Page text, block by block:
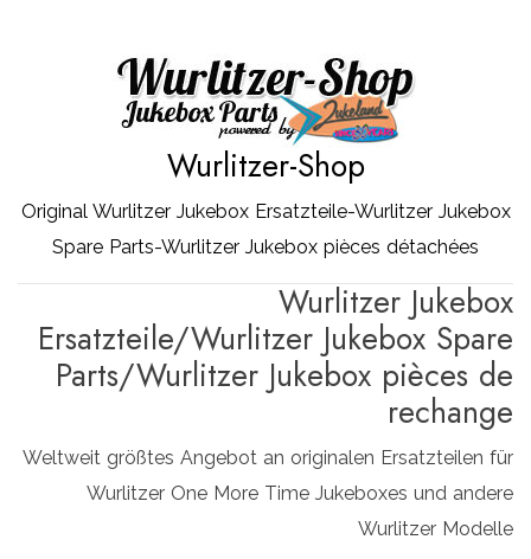
Wurlitzer-Shop
Original Wurlitzer Jukebox Ersatzteile-Wurlitzer Jukebox
Spare Parts-Wurlitzer Jukebox pièces détachées
Wurlitzer Jukebox
Ersatzteile/Wurlitzer Jukebox Spare
Parts/Wurlitzer Jukebox pièces de
rechange
Weltweit größtes Angebot an originalen Ersatzteilen für
Wurlitzer One More Time Jukeboxes und andere
Wurlitzer Modelle